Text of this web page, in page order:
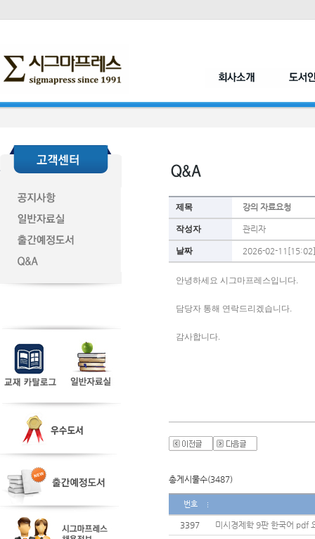
제목 강의 자료요청
작성자 관리자
날짜 2026-02-11[15:02]
안녕하세요 시그마프레스입니다.
담당자 통해 연락드리겠습니다.
감사합니다.
총게시물수(3487)
번호
3397
미시경제학 9판 한국어 pdf